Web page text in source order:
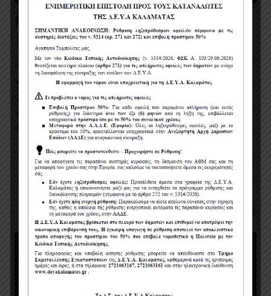
Project Example 3 – Illustrations
12 έτη πριν
Project Details Nemo enim ipsam voluptatem quia
voluptas sit aspernatur aut odit aut fugit, sed quia
consequuntur magni dolores eos qui ratione
voluptatem sequi nesciunt. Neque porro quisquam
est, qui…